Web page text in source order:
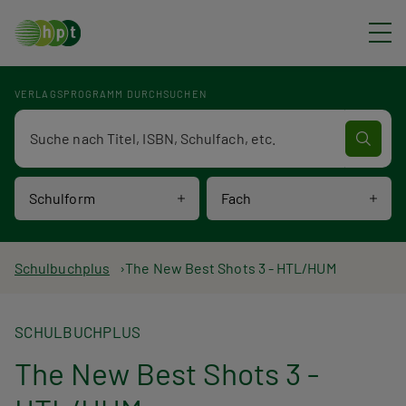
VERLAGSPROGRAMM DURCHSUCHEN
Schulform Fach
Verlagsprogramm Volltextsuche
P
a
d
Schulbuchplus The New Best Shots 3 - HTL/HUM
SCHULBUCHPLUS
The New Best Shots 3 -